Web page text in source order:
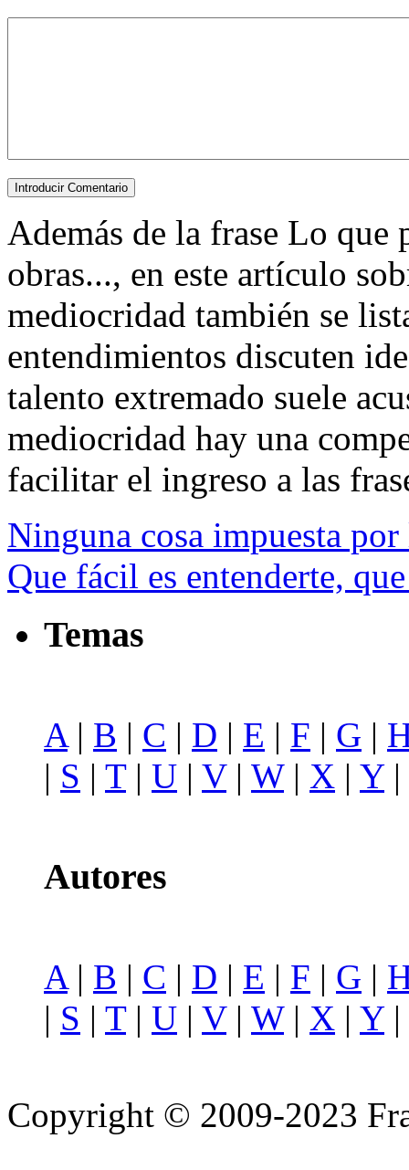
Además de la frase Lo
obras..., en este artículo
mediocridad también se
entendimientos discuten
talento extremado suele
mediocridad hay una
facilitar el ingreso a las
Ninguna cosa impuesta
Que fácil es entenderte,
Temas
A| B | C | D | E | F | G |
| S | T| U | V| W| X | Y|
Autores
A | B | C | D | E | F | G |
| S | T| U | V| W| X | Y|
Copyright © 2009-2023